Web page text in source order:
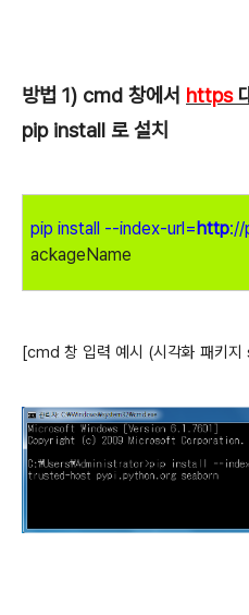
방법 1) cmd 창에서 https
pip install 로설치
pip install --index-url=http://
ackageName
[cmd 창 입력 예시 (시각화 패키